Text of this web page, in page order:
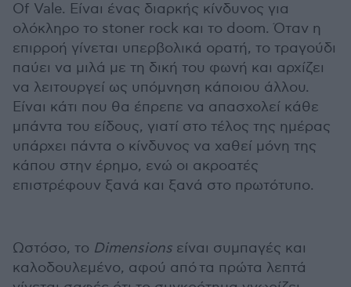
Of Vale. Είναι ένας διαρκής κίνδυνος για
ολόκληρο το stoner rock και το doom. Όταν η
επιρροή γίνεται υπερβολικά ορατή, το τραγούδι
παύει να μιλά με τη δική του φωνή και αρχίζει
να λειτουργεί ως υπόμνηση κάποιου άλλου.
Είναι κάτι που θα έπρεπε να απασχολεί κάθε
μπάντα του είδους, γιατί στο τέλος της ημέρας
υπάρχει πάντα ο κίνδυνος να χαθεί μόνη της
κάπου στην έρημο, ενώ οι ακροατές
επιστρέφουν ξανά και ξανά στο πρωτότυπο.
Ωστόσο, το Dimensions είναι συμπαγές και
καλοδουλεμένο, αφού από τα πρώτα λεπτά